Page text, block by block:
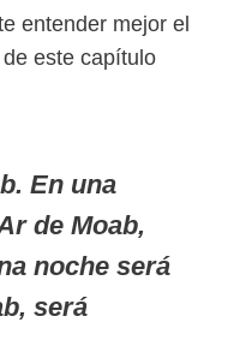
entender mejor el
este capítulo
En una
de Moab,
noche será
será